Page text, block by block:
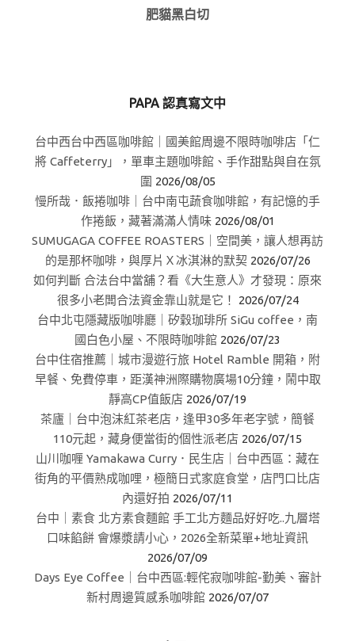
肥貓黑白切
PAPA 認真寫文中
台中西台中西區咖啡館｜國美館周邊不限時咖啡店「仁
將 Caffeterry」，單車主題咖啡館、手作甜點與自在氛
圍 2026/08/05
慢所哉．飯捲咖啡｜台中南屯蔬食咖啡館，有記憶的手
作捲飯，藏著滿滿人情味 2026/08/01
SUMUGAGA COFFEE ROASTERS｜空間美，讓人想再訪
的是那杯咖啡，與厚片Ｘ冰淇淋的默契 2026/07/26
如何判斷 合法台中當舖？看《大生意人》才發現：原來
很多小老闆合法資金靠山就是它！
2026/07/24
台中北屯隱藏版咖啡廳｜矽穀珈琲所 SiGu coffee，南
國白色小屋、不限時咖啡館 2026/07/23
台中住宿推薦｜城市漫遊行旅 Hotel Ramble 開箱，附
早餐、免費停車，距漢神洲際購物廣場10分鐘，鬧中取
靜高CP值飯店 2026/07/19
茶廬｜台中泡沫紅茶老店，逢甲30多年老字號，簡餐
110元起，藏身便當街的個性派老店 2026/07/15
山川咖喱 Yamakawa Curry．民生店｜台中西區：藏在
街角的平價熟成咖哩，極簡日式家庭食堂，店門口比店
內還好拍 2026/07/11
台中｜素食 北方素食麵館 手工北方麵品好好吃..九層塔
口味餡餅 會爆漿請小心，2026全新菜單+地址資訊
2026/07/09
Days Eye Coffee｜台中西區:輕侘寂咖啡館-勤美、審計
新村周邊質感系咖啡館 2026/07/07